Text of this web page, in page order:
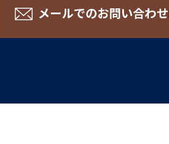
メールでのお問い合わ